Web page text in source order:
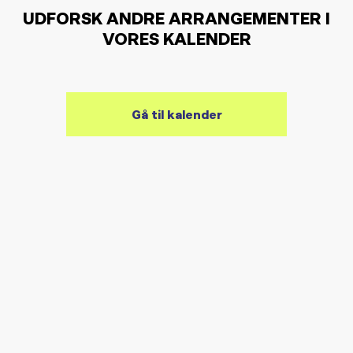
UDFORSK ANDRE ARRANGEMENTER I
VORES KALENDER
Gå til kalender